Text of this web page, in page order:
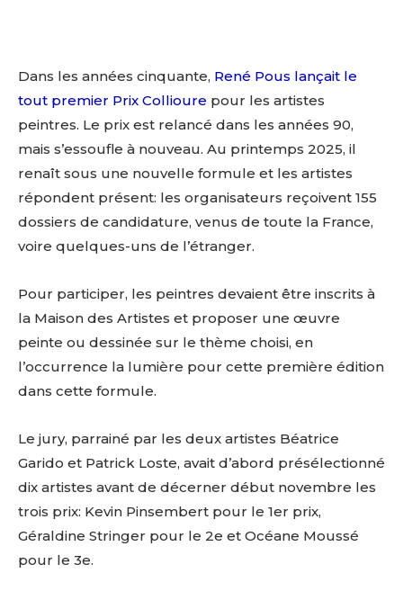
Dans les années cinquante, René Pous lançait le
tout premier Prix Collioure pour les artistes
peintres. Le prix est relancé dans les années 90,
mais s’essoufle à nouveau. Au printemps 2025, il
renaît sous une nouvelle formule et les artistes
répondent présent: les organisateurs reçoivent 155
dossiers de candidature, venus de toute la France,
voire quelques-uns de l’étranger.
Pour participer, les peintres devaient être inscrits à
la Maison des Artistes et proposer une œuvre
peinte ou dessinée sur le thème choisi, en
l’occurrence la lumière pour cette première édition
dans cette formule.
Le jury, parrainé par les deux artistes Béatrice
Garido et Patrick Loste, avait d’abord présélectionné
dix artistes avant de décerner début novembre les
trois prix: Kevin Pinsembert pour le 1er prix,
Géraldine Stringer pour le 2e et Océane Moussé
pour le 3e.